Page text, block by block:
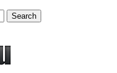
Search